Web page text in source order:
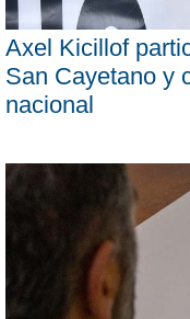
Axel Kicillof
San Cayetano y
nacional